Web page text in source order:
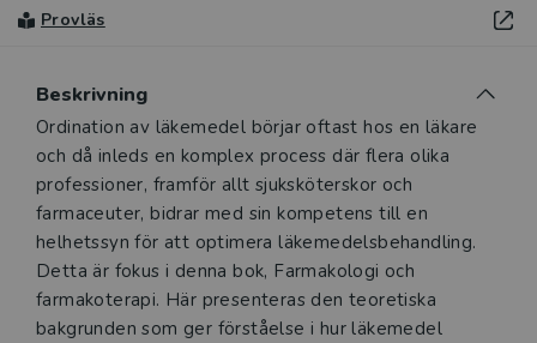
Provläs
Beskrivning
Beskrivning
Ordination av läkemedel börjar oftast hos en läkare
och då inleds en komplex process där flera olika
professioner, framför allt sjuksköterskor och
farmaceuter, bidrar med sin kompetens till en
helhetssyn för att optimera läkemedelsbehandling.
Detta är fokus i denna bok, Farmakologi och
farmakoterapi. Här presenteras den teoretiska
bakgrunden som ger förståelse i hur läkemedel